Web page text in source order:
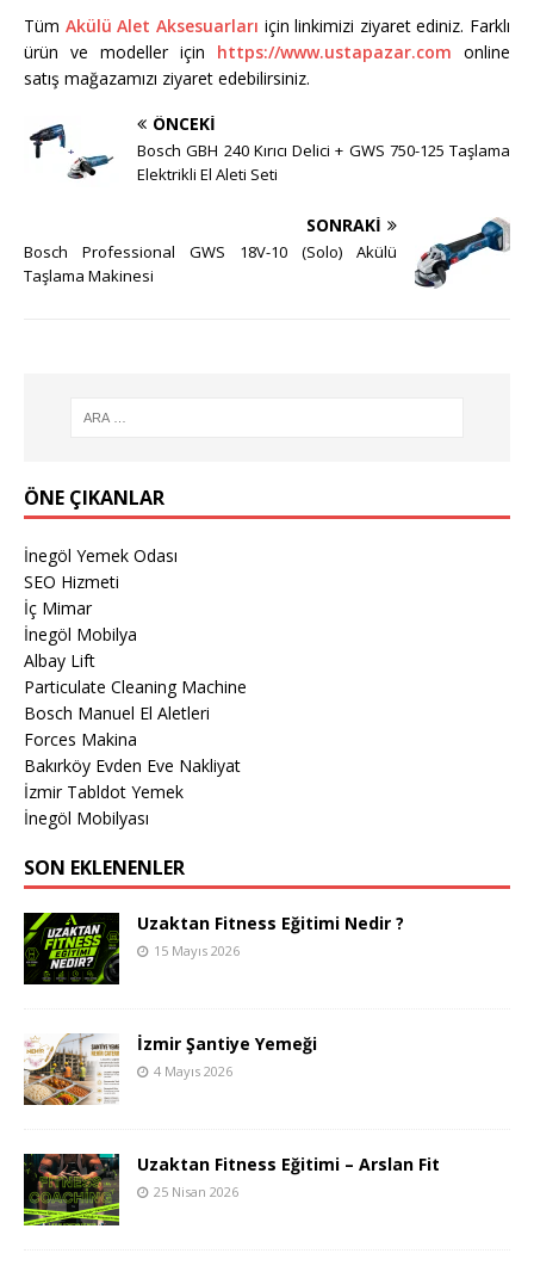
Tüm Akülü Alet Aksesuarları için linkimizi ziyaret ediniz. Farklı
ürün ve modeller için https://www.ustapazar.com online
satış mağazamızı ziyaret edebilirsiniz.
ÖNCEKI
Bosch GBH 240 Kırıcı Delici + GWS 750-125 Taşlama
Elektrikli El Aleti Seti
SONRAKI
Bosch Professional GWS 18V-10 (Solo) Akülü
Taşlama Makinesi
ÖNE ÇIKANLAR
İnegöl Yemek Odası
SEO Hizmeti
İç Mimar
İnegöl Mobilya
Albay Lift
Particulate Cleaning Machine
Bosch Manuel El Aletleri
Forces Makina
Bakırköy Evden Eve Nakliyat
İzmir Tabldot Yemek
İnegöl Mobilyası
SON EKLENENLER
Uzaktan Fitness Eğitimi Nedir ?
15 Mayıs 2026
İzmir Şantiye Yemeği
4 Mayıs 2026
Uzaktan Fitness Eğitimi – Arslan Fit
25 Nisan 2026